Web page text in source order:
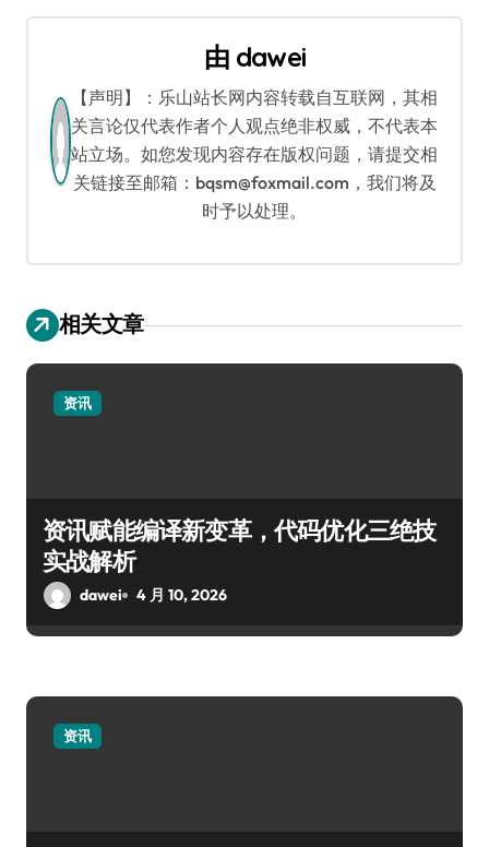
导
由 dawei
【声明】：乐山站长网内容转载自互联网，其相
关言论仅代表作者个人观点绝非权威，不代表本
站立场。如您发现内容存在版权问题，请提交相
关链接至邮箱：bqsm@foxmail.com，我们将及
时予以处理。
相关文章
资讯
资讯赋能编译新变革，代码优化三绝技
实战解析
dawei 4 月 10, 2026
资讯